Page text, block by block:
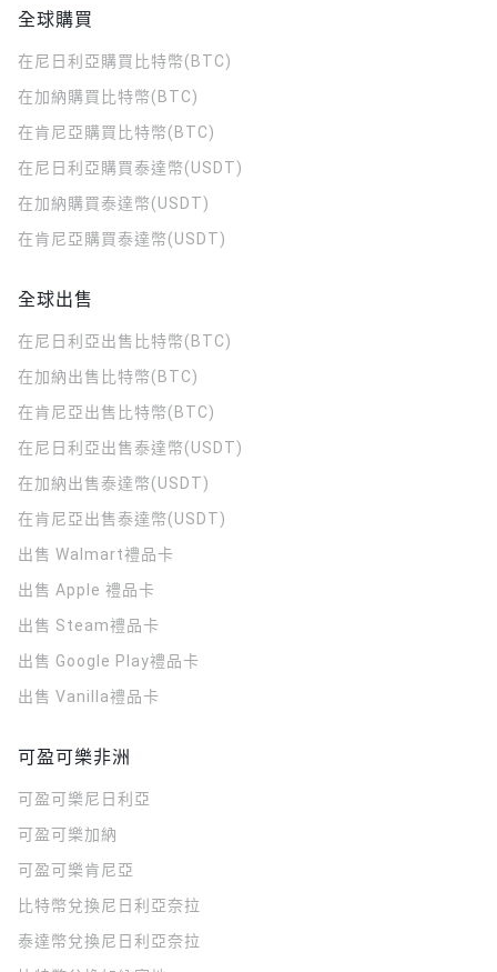
全球購買
在尼日利亞購買比特幣(BTC)
在加納購買比特幣(BTC)
在肯尼亞購買比特幣(BTC)
在尼日利亞購買泰達幣(USDT)
在加納購買泰達幣(USDT)
在肯尼亞購買泰達幣(USDT)
全球出售
在尼日利亞出售比特幣(BTC)
在加納出售比特幣(BTC)
在肯尼亞出售比特幣(BTC)
在尼日利亞出售泰達幣(USDT)
在加納出售泰達幣(USDT)
在肯尼亞出售泰達幣(USDT)
出售 Walmart禮品卡
出售 Apple 禮品卡
出售 Steam禮品卡
出售 Google Play禮品卡
出售 Vanilla禮品卡
可盈可樂非洲
可盈可樂 尼日利亞
可盈可樂加納
可盈可樂肯尼亞
比特幣兌換尼日利亞奈拉
泰達幣兌換尼日利亞奈拉